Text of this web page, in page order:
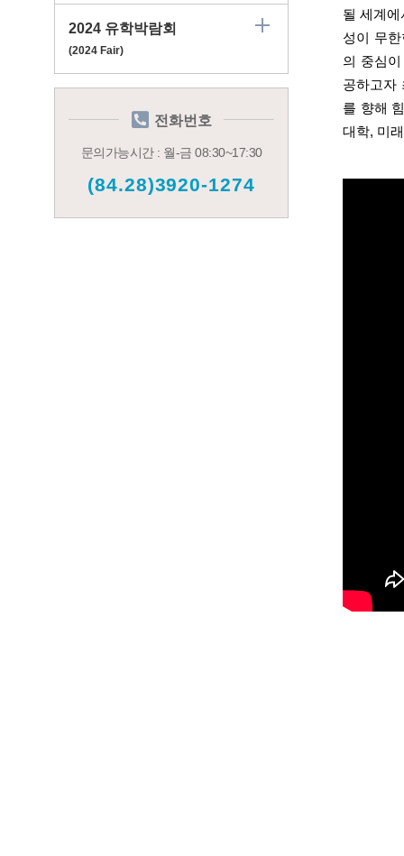
2024 유학박람회
(2024 Fair)
전화번호
문의가능시간 : 월-금 08:30~17:30
(84.28)3920-1274
될 세계
성이 무
의 중심
공하고자
를 향해
대학, 미